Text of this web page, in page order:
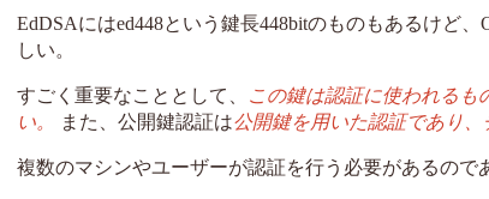
EdDSAにはed448という鍵長448bitのものもあるけど
しい。
すごく重要なこととして、
この鍵は認証に使われるも
い。
また、公開鍵認証は公開鍵を用いた認証であり、
複数のマシンやユーザーが認証を行う必要があるので